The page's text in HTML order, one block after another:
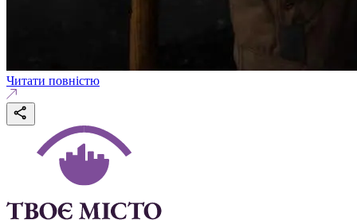
Читати повністю